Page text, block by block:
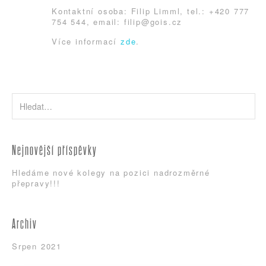
Nadměrná a nadrozměrná přeprava
Fotogalerie
Kontakty
Kontaktní osoba: Filip Limml, tel.: +420 777
754 544, email: filip@gois.cz
Více informacízde.
Nejnovější příspěvky
Hledáme nové kolegy na pozici nadrozměrné
přepravy!!!
Archiv
Srpen 2021